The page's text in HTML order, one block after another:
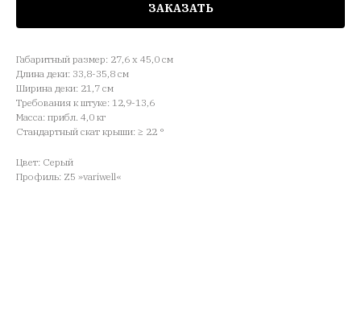
ЗАКАЗАТЬ
Габаритный размер: 27,6 x 45,0 см
Длина деки: 33,8-35,8 см
Ширина деки: 21,7 см
Требования к штуке: 12,9-13,6
Масса: прибл. 4,0 кг
Стандартный скат крыши: ≥ 22 °
Цвет: Серый
Профиль: Z5 »variwell«